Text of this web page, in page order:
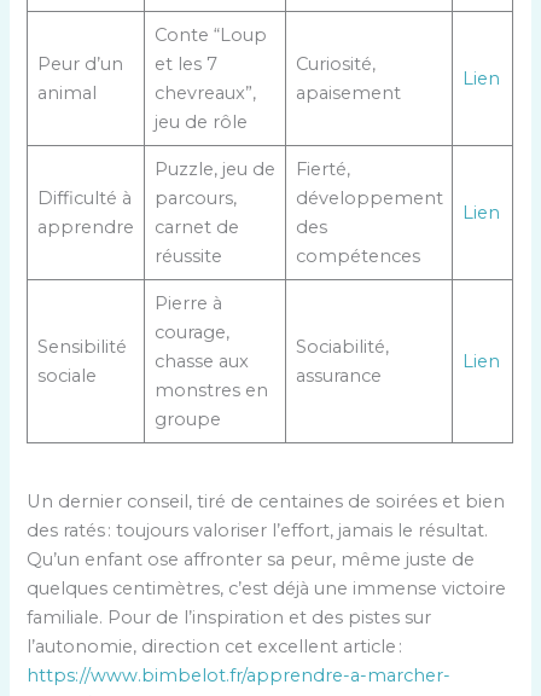
Peur d’un
animal
Conte “Loup
et les 7
chevreaux”,
jeu de rôle
Curiosité,
apaisement
Lien
Difficulté à
apprendre
Puzzle, jeu de
parcours,
carnet de
réussite
Fierté,
développement
des
compétences
Lien
Sensibilité
sociale
Pierre à
courage,
chasse aux
monstres en
groupe
Sociabilité,
assurance
Lien
Un dernier conseil, tiré de centaines de soirées et bien
des ratés : toujours valoriser l’effort, jamais le résultat.
Qu’un enfant ose affronter sa peur, même juste de
quelques centimètres, c’est déjà une immense victoire
familiale. Pour de l’inspiration et des pistes sur
l’autonomie, direction cet excellent article :
https://www.bimbelot.fr/apprendre-a-marcher-